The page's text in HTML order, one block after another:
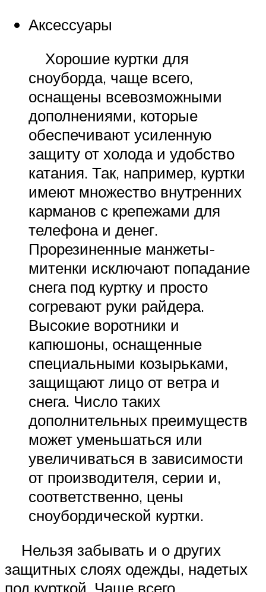
Аксессуары
Хорошие куртки для
сноуборда, чаще всего,
оснащены всевозможными
дополнениями, которые
обеспечивают усиленную
защиту от холода и удобство
катания. Так, например, куртки
имеют множество внутренних
карманов с крепежами для
телефона и денег.
Прорезиненные манжеты-
митенки исключают попадание
снега под куртку и просто
согревают руки райдера.
Высокие воротники и
капюшоны, оснащенные
специальными козырьками,
защищают лицо от ветра и
снега. Число таких
дополнительных преимуществ
может уменьшаться или
увеличиваться в зависимости
от производителя, серии и,
соответственно, цены
сноубордической куртки.
Нельзя забывать и о других
защитных слоях одежды, надетых
под курткой. Чаще всего,